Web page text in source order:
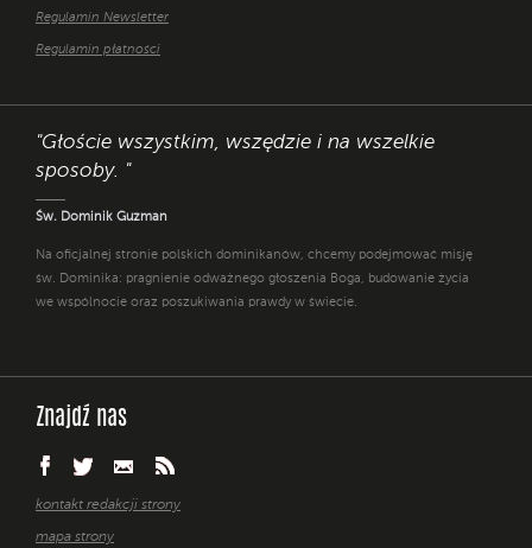
Regulamin Newsletter
Regulamin płatności
"Głoście wszystkim, wszędzie i na wszelkie
sposoby. "
Św. Dominik Guzman
Na oficjalnej stronie polskich dominikanów, chcemy podejmować misję
św. Dominika: pragnienie odważnego głoszenia Boga, budowanie życia
we wspólnocie oraz poszukiwania prawdy w świecie.
Znajdź nas
kontakt redakcji strony
mapa strony